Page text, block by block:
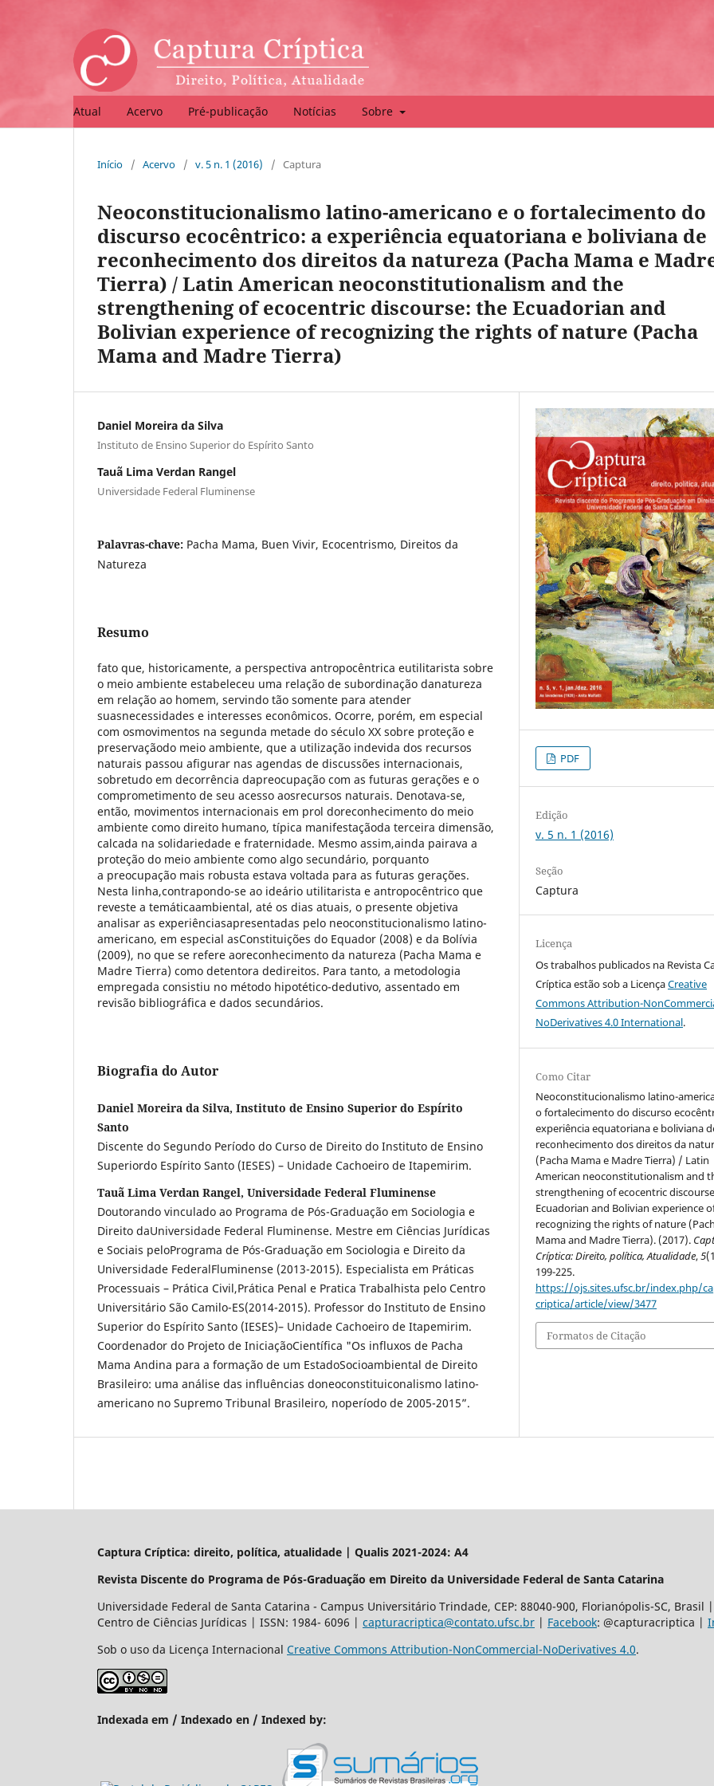
Atual Acervo Pré-publicação Notícias Sobre
Início / Acervo / v. 5 n. 1 (2016) / Captura
Neoconstitucionalismo latino-americano e o fortalecimento do
discurso ecocêntrico: a experiência equatoriana e boliviana de
reconhecimento dos direitos da natureza (Pacha Mama e
Tierra) / Latin American neoconstitutionalism and the
strengthening of ecocentric discourse: the Ecuadorian and
Bolivian experience of recognizing the rights of nature (Pacha
Mama and Madre Tierra)
Daniel Moreira da Silva
Instituto de Ensino Superior do Espírito Santo
Tauã Lima Verdan Rangel
Universidade Federal Fluminense
Palavras-chave: Pacha Mama, Buen Vivir, Ecocentrismo, Direitos da
Natureza
Resumo
fato que, historicamente, a perspectiva antropocêntrica eutilitarista sobre
o meio ambiente estabeleceu uma relação de subordinação danatureza
em relação ao homem, servindo tão somente para atender
suasnecessidades e interesses econômicos. Ocorre, porém, em especial
com osmovimentos na segunda metade do século XX sobre proteção e
preservaçãodo meio ambiente, que a utilização indevida dos recursos
naturais passou afigurar nas agendas de discussões internacionais,
sobretudo em decorrência dapreocupação com as futuras gerações e o
comprometimento de seu acesso aosrecursos naturais. Denotava-se,
então, movimentos internacionais em prol doreconhecimento do meio
ambiente como direito humano, típica manifestaçãoda terceira dimensão,
calcada na solidariedade e fraternidade. Mesmo assim,ainda pairava a
proteção do meio ambiente como algo secundário, porquanto
a preocupação mais robusta estava voltada para as futuras gerações.
Nesta linha,contrapondo-se ao ideário utilitarista e antropocêntrico que
reveste a temáticaambiental, até os dias atuais, o presente objetiva
analisar as experiênciasapresentadas pelo neoconstitucionalismo latino-
americano, em especial asConstituições do Equador (2008) e da Bolívia
(2009), no que se refere aoreconhecimento da natureza (Pacha Mama e
Madre Tierra) como detentora dedireitos. Para tanto, a metodologia
empregada consistiu no método hipotético-dedutivo, assentado em
revisão bibliográfica e dados secundários.
Biografia do Autor
Daniel Moreira da Silva, Instituto de Ensino Superior do Espírito
Santo
Discente do Segundo Período do Curso de Direito do Instituto de Ensino
Superiordo Espírito Santo (IESES) – Unidade Cachoeiro de Itapemirim.
Tauã Lima Verdan Rangel, Universidade Federal Fluminense
Doutorando vinculado ao Programa de Pós-Graduação em Sociologia e
Direito daUniversidade Federal Fluminense. Mestre em Ciências Jurídicas
e Sociais peloPrograma de Pós-Graduação em Sociologia e Direito da
Universidade FederalFluminense (2013-2015). Especialista em Práticas
Processuais – Prática Civil,Prática Penal e Pratica Trabalhista pelo Centro
Universitário São Camilo-ES(2014-2015). Professor do Instituto de Ensino
Superior do Espírito Santo (IESES)– Unidade Cachoeiro de Itapemirim.
Coordenador do Projeto de IniciaçãoCientífica "Os influxos de Pacha
Mama Andina para a formação de um EstadoSocioambiental de Direito
Brasileiro: uma análise das influências doneoconstituiconalismo latino-
americano no Supremo Tribunal Brasileiro, noperíodo de 2005-2015”.
PDF
Edição
v. 5 n. 1 (2016)
Seção
Captura
Licença
Os trabalhos publicados na Revista
Críptica estão sob a LicençaCreative
Commons Attribution-
NoDerivatives 4.0 International.
Como Citar
Neoconstitucionalismo latino-
o fortalecimento do discurso
experiência equatoriana e boliviana
reconhecimento dos direitos da
(Pacha Mama e Madre Tierra) / Latin
American neoconstitutionalism and
strengthening of ecocentric
Ecuadorian and Bolivian experience
recognizing the rights of nature
Mama and Madre Tierra). (2017).
Críptica: Direito, política, Atualidade,5
199-225.
https://ojs.sites.ufsc.br/index.php/
criptica/article/view/3477
Formatos de Citação
Captura Críptica: direito, política, atualidade | Qualis 2021-2024: A4
Revista Discente do Programa de Pós-Graduação em Direito da Universidade Federal de Santa Catarina
Universidade Federal de Santa Catarina - Campus Universitário Trindade, CEP: 88040-900, Florianópolis-SC,
Centro de Ciências Jurídicas | ISSN: 1984- 6096 | capturacriptica@contato.ufsc.br | Facebook: @capturacriptica |
Sob o uso da Licença Internacional Creative Commons Attribution-NonCommercial-NoDerivatives 4.0.
Indexada em / Indexado en / Indexed by: